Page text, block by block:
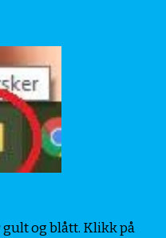
og blått. Klikk på